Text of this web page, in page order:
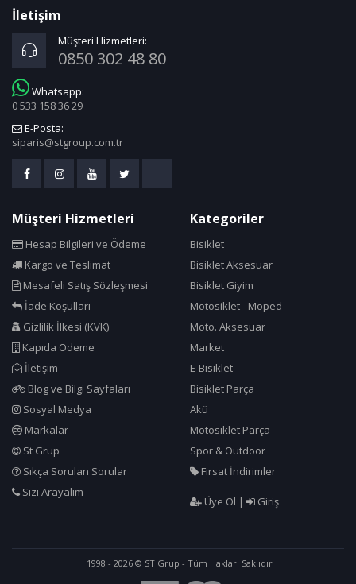
İletişim
Müşteri Hizmetleri:
0850 302 48 80
Whatsapp:
0 533 158 36 29
E-Posta:
siparis@stgroup.com.tr
Müşteri Hizmetleri
Hesap Bilgileri ve Ödeme
Kargo ve Teslimat
Mesafeli Satış Sözleşmesi
İade Koşulları
Gizlilik İlkesi (KVK)
Kapıda Ödeme
İletişim
Blog ve Bilgi Sayfaları
Sosyal Medya
Markalar
St Grup
Sıkça Sorulan Sorular
Sizi Arayalım
Kategoriler
Bisiklet
Bisiklet Aksesuar
Bisiklet Giyim
Motosiklet - Moped
Moto. Aksesuar
Market
E-Bisiklet
Bisiklet Parça
Akü
Motosiklet Parça
Spor & Outdoor
Fırsat İndirimler
Üye Ol | Giriş
1998 - 2026 © ST Grup - Tüm Hakları Saklıdır